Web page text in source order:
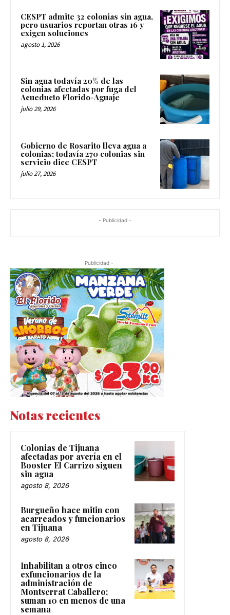
CESPT admite 32 colonias sin agua,
pero usuarios reportan otras 16 y
exigen soluciones
agosto 1, 2026
Sin agua todavía 20% de las
colonias afectadas por fuga del
Acueducto Florido-Aguaje
julio 29, 2026
Gobierno de Rosarito lleva agua a
colonias; todavía 270 colonias sin
servicio dice CESPT
julio 27, 2026
- Publicidad -
-Publicidad -
Notas recientes
Colonias de Tijuana
afectadas por avería en el
Booster El Carrizo siguen
sin agua
agosto 8, 2026
Burgueño hace mitin con
acarreados y funcionarios
en Tijuana
agosto 8, 2026
Inhabilitan a otros cinco
exfuncionarios de la
administración de
Montserrat Caballero;
suman 10 en menos de una
semana